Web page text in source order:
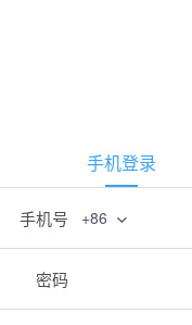
手机登录
手机号 +86
密码